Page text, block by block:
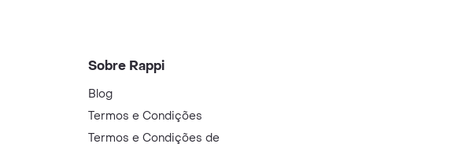
Sobre Rappi
Blog
Termos e Condições
Termos e Condições de